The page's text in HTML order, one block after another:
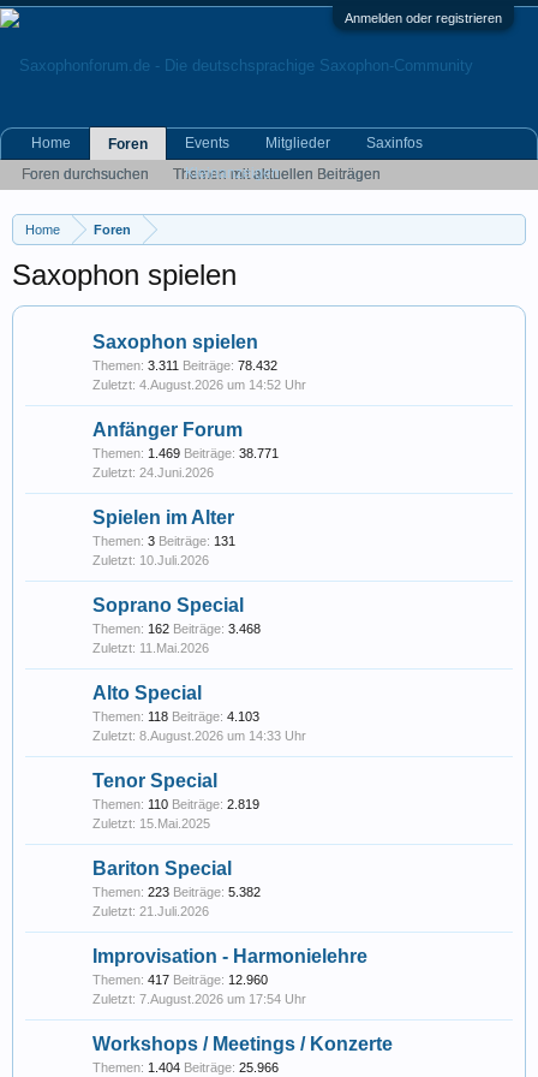
Anmelden oder registrieren
Home Foren
Saxophon spielen
Saxophon spielen
Themen: 3.311 Beiträge: 78.432
4.August.2026 um 14:52 Uhr
Anfänger Forum
Themen: 1.469 Beiträge: 38.771
24.Juni.2026
Spielen im Alter
Themen: 3 Beiträge: 131
10.Juli.2026
Soprano Special
Themen: 162 Beiträge: 3.468
11.Mai.2026
Alto Special
Themen: 118 Beiträge: 4.103
8.August.2026 um 14:33 Uhr
Tenor Special
Themen: 110 Beiträge: 2.819
15.Mai.2025
Bariton Special
Themen: 223 Beiträge: 5.382
21.Juli.2026
Improvisation - Harmonielehre
Themen: 417 Beiträge: 12.960
7.August.2026 um 17:54 Uhr
Workshops / Meetings / Konzerte
Themen: 1.404 Beiträge: 25.966
Home
Foren
Foren durchsuchen
Themen mit aktuellen Beiträgen
Events Mitglieder
Saxinfos
Kleinanzeigen